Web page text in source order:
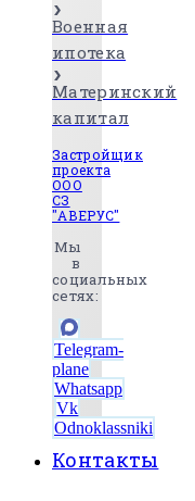
Военная
ипотека
Материнский
капитал
Застройщик
проекта
ООО
СЗ
"АВЕРУС"
Мы
в
социальных
сетях:
Telegram-
plane
Whatsapp
Vk
Odnoklassniki
Контакты